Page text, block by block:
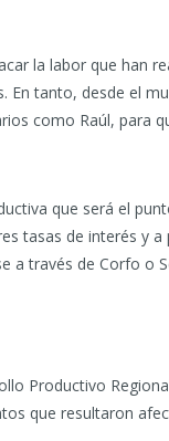
la labor que han
En tanto, desde el
como Raúl, para
que será el
tasas de interés y
través de Corfo o
Productivo
que resultaron